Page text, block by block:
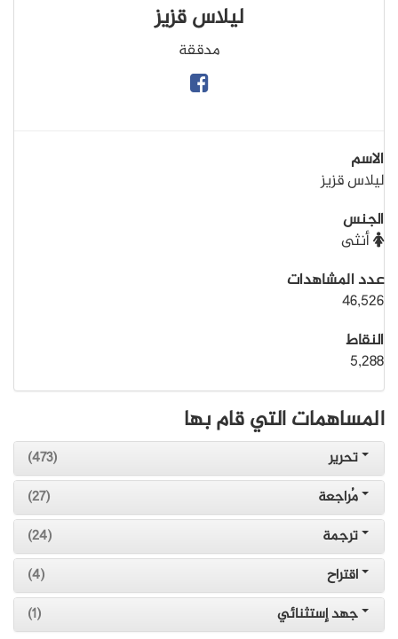
ليلاس قزيز
مدققة
الاسم
ليلاس قزيز
الجنس
أنثى
عدد المشاهدات
46,526
النقاط
5,288
المساهمات التي قام بها
تحرير
(473)
مُراجعة
(27)
ترجمة
(24)
اقتراح
(4)
جهد إستثنائي
(1)